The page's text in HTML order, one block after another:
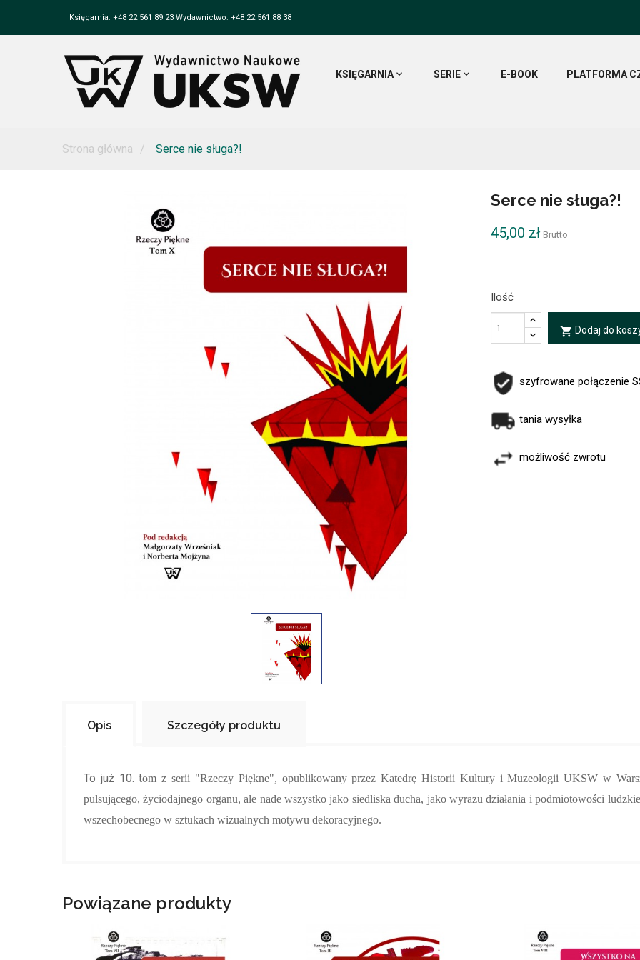
Księgarnia: +48 22 561 89 23 Wydawnictwo: +48 22 561 88 38
KSIĘGARNIA SERIE E-BOOK PLATFORMA
Strona główna Serce nie sługa?!
Serce nie sługa?!
45,00 zł Brutto
Ilość
local_grocery_store Dodaj do
szyfrowane połączenie
tania wysyłka
możliwość zwrotu
Opis Szczegóły produktu
To już 10. tom z serii "Rzeczy Piękne", opublikowany przez Katedrę Historii Kultury i Muzeologii UKSW w
pulsującego, życiodajnego organu, ale nade wszystko jako siedliska ducha, jako wyrazu działania i podmiotowości
wszechobecnego w sztukach wizualnych motywu dekoracyjnego.
Powiązane produkty